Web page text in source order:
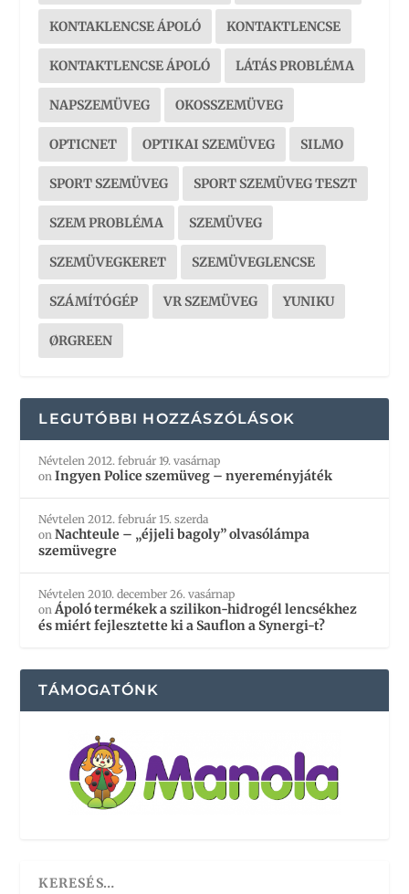
KONTAKLENCSE ÁPOLÓ KONTAKTLENCSE
KONTAKTLENCSE ÁPOLÓ LÁTÁS PROBLÉMA
NAPSZEMÜVEG OKOSSZEMÜVEG
OPTICNET OPTIKAI SZEMÜVEG SILMO
SPORT SZEMÜVEG SPORT SZEMÜVEG TESZT
SZEM PROBLÉMA SZEMÜVEG
SZEMÜVEGKERET SZEMÜVEGLENCSE
SZÁMÍTÓGÉP VR SZEMÜVEG YUNIKU
ØRGREEN
LEGUTÓBBI HOZZÁSZÓLÁSOK
Névtelen 2012. február 19. vasárnap
onIngyen Police szemüveg – nyereményjáték
Névtelen 2012. február 15. szerda
onNachteule – „éjjeli bagoly” olvasólámpa
szemüvegre
Névtelen 2010. december 26. vasárnap
onÁpoló termékek a szilikon-hidrogél lencsékhez
és miért fejlesztette ki a Sauflon a Synergi-t?
TÁMOGATÓNK